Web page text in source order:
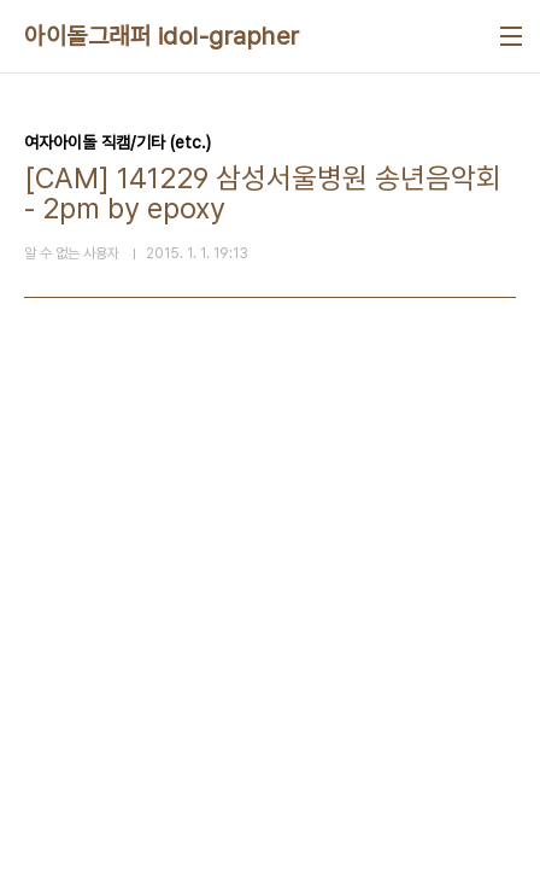
아이돌그래퍼 idol-grapher
여자아이돌 직캠/기타 (etc.)
[CAM] 141229 삼성서울병원 송년음악회
- 2pm by epoxy
알 수 없는 사용자 2015. 1. 1. 19:13